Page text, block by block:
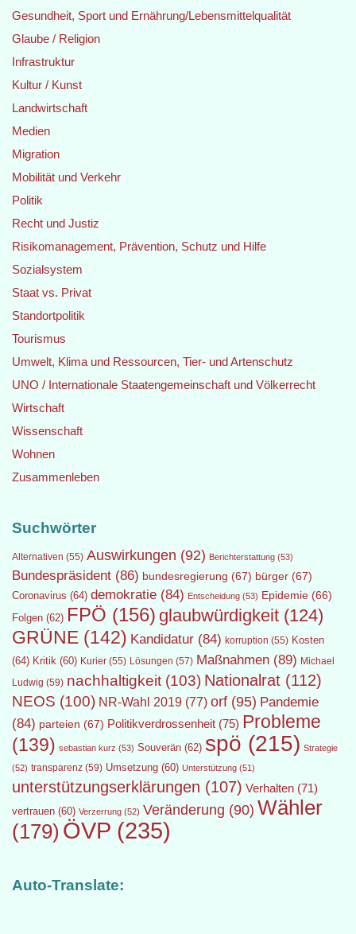
Gesundheit, Sport und Ernährung/Lebensmittelqualität
Glaube / Religion
Infrastruktur
Kultur / Kunst
Landwirtschaft
Medien
Migration
Mobilität und Verkehr
Politik
Recht und Justiz
Risikomanagement, Prävention, Schutz und Hilfe
Sozialsystem
Staat vs. Privat
Standortpolitik
Tourismus
Umwelt, Klima und Ressourcen, Tier- und Artenschutz
UNO / Internationale Staatengemeinschaft und Völkerrecht
Wirtschaft
Wissenschaft
Wohnen
Zusammenleben
Suchwörter
Alternativen (55) Auswirkungen (92) Berichterstattung (53)
Bundespräsident (86) bundesregierung (67) bürger (67)
Coronavirus (64) demokratie (84) Entscheidung (53) Epidemie (66)
Folgen (62) FPÖ (156) glaubwürdigkeit (124)
GRÜNE (142) Kandidatur (84) korruption (55) Kosten
(64) Kritik (60) Kurier (55) Lösungen (57) Maßnahmen (89) Michael
Ludwig (59) nachhaltigkeit (103) Nationalrat (112)
NEOS (100) NR-Wahl 2019 (77) orf (95) Pandemie
(84) parteien (67) Politikverdrossenheit (75) Probleme
(139) sebastian kurz (53) Souverän (62) spö (215) Strategie
(52) transparenz (59) Umsetzung (60) Unterstützung (51)
unterstützungserklärungen (107) Verhalten (71)
vertrauen (60) Verzerrung (52) Veränderung (90) Wähler
(179) ÖVP (235)
Auto-Translate: